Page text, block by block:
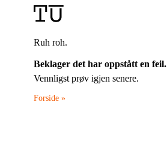
Ruh roh.
Beklager det har oppstått en feil.
Vennligst prøv igjen senere.
Forside »